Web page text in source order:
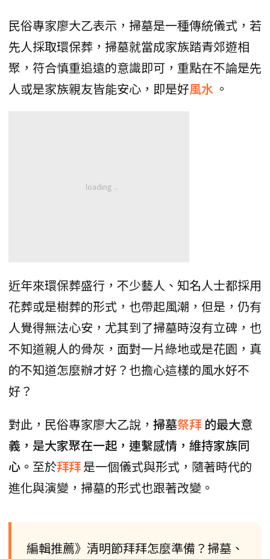
民俗專家廖大乙表示，掃墓是一種傳統儀式，若
先人採取環保葬，掃墓就當成家族踏青郊遊相
聚，符合慎重追遠的意識即可，重點在不論是先
人或是家族親友皆能安心，即是好風水 。
近年來環保葬盛行，不少藝人、知名人士都採用
花葬或是樹葬的形式，也帶起風潮，但是，仍有
人覺得無法心安，尤其到了掃墓時沒有立碑，也
不知道親人的骨灰，面對一片綠地或是花園，真
的不知道怎麼辦才好？也擔心這樣的風水好不
好？
對此，民俗專家廖大乙說， 掃墓祭拜 的最大意
義，是大家聚在一起，連繫感情，維持家族同
心。 至於拜拜是一個儀式與形式，隨著時代的
進化與演變，掃墓的形式也跟著改變。
編輯推薦》清明節拜拜怎麼準備？掃墓、